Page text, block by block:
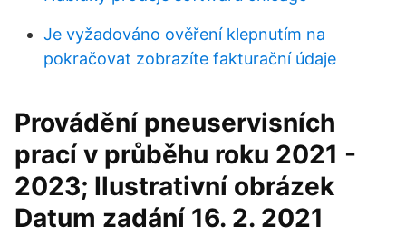
Je vyžadováno ověření klepnutím na
pokračovat zobrazíte fakturační údaje
Provádění pneuservisních
prací v průběhu roku 2021 -
2023; Ilustrativní obrázek
Datum zadání 16. 2. 2021